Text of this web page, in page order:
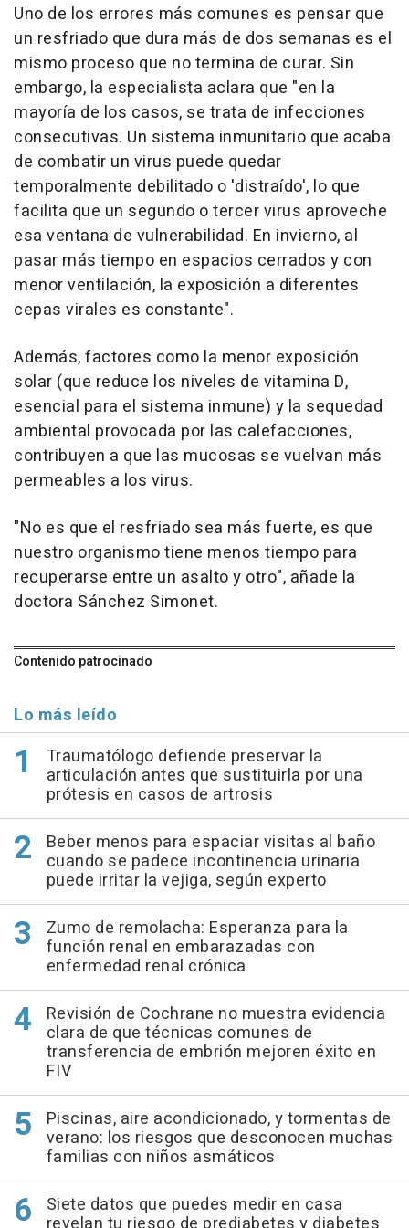
Uno de los errores más comunes es pensar que
un resfriado que dura más de dos semanas es el
mismo proceso que no termina de curar. Sin
embargo, la especialista aclara que "en la
mayoría de los casos, se trata de infecciones
consecutivas. Un sistema inmunitario que acaba
de combatir un virus puede quedar
temporalmente debilitado o 'distraído', lo que
facilita que un segundo o tercer virus aproveche
esa ventana de vulnerabilidad. En invierno, al
pasar más tiempo en espacios cerrados y con
menor ventilación, la exposición a diferentes
cepas virales es constante".
Además, factores como la menor exposición
solar (que reduce los niveles de vitamina D,
esencial para el sistema inmune) y la sequedad
ambiental provocada por las calefacciones,
contribuyen a que las mucosas se vuelvan más
permeables a los virus.
"No es que el resfriado sea más fuerte, es que
nuestro organismo tiene menos tiempo para
recuperarse entre un asalto y otro", añade la
doctora Sánchez Simonet.
Contenido patrocinado
Lo más leído
Traumatólogo defiende preservar la
articulación antes que sustituirla por una
prótesis en casos de artrosis
Beber menos para espaciar visitas al baño
cuando se padece incontinencia urinaria
puede irritar la vejiga, según experto
Zumo de remolacha: Esperanza para la
función renal en embarazadas con
enfermedad renal crónica
Revisión de Cochrane no muestra evidencia
clara de que técnicas comunes de
transferencia de embrión mejoren éxito en
FIV
Piscinas, aire acondicionado, y tormentas de
verano: los riesgos que desconocen muchas
familias con niños asmáticos
Siete datos que puedes medir en casa